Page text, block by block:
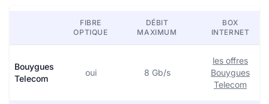
FIBRE
OPTIQUE
DÉBIT
MAXIMUM
BOX
INTERNET
Bouygues
Telecom
oui 8 Gb/s
les offres
Bouygues
Telecom